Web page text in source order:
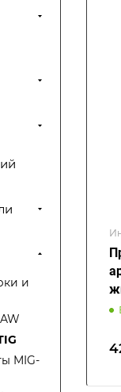
и
MIG-